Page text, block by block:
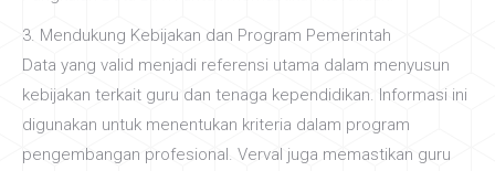
3. Mendukung Kebijakan dan Program Pemerintah
Data yang valid menjadi referensi utama dalam menyusun
kebijakan terkait guru dan tenaga kependidikan. Informasi ini
digunakan untuk menentukan kriteria dalam program
pengembangan profesional. Verval juga memastikan guru